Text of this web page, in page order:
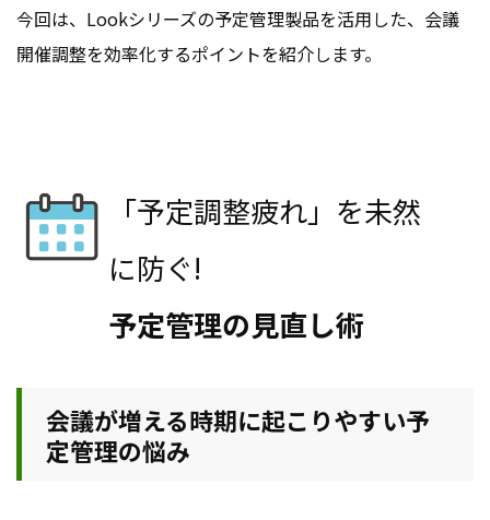
今回は、Lookシリーズの予定管理製品を活用した、会議
開催調整を効率化するポイントを紹介します。
「予定調整疲れ」を未然
に防ぐ!
予定管理の見直し術
会議が増える時期に起こりやすい予
定管理の悩み